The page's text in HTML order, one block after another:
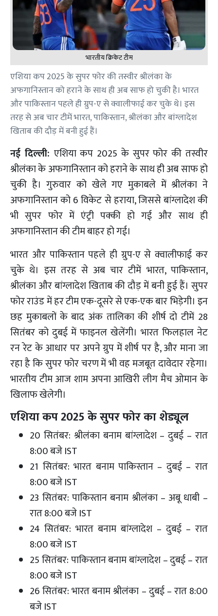
भारतीय क्रिकेट टीम
एशिया कप 2025 के सुपर फोर की तस्वीर श्रीलंका के
अफगानिस्तान को हराने के साथ ही अब साफ हो चुकी है। भारत
और पाकिस्तान पहले ही ग्रुप-ए से क्वालीफाई कर चुके थे। इस
तरह से अब चार टीमें भारत, पाकिस्तान, श्रीलंका और बांग्लादेश
खिताब की दौड़ में बनी हुई हैं।
नई दिल्ली: एशिया कप 2025 के सुपर फोर की तस्वीर
श्रीलंका के अफगानिस्तान को हराने के साथ ही अब साफ हो
चुकी है। गुरुवार को खेले गए मुकाबले में श्रीलंका ने
अफगानिस्तान को 6 विकेट से हराया, जिससे बांग्लादेश की
भी सुपर फोर में एंट्री पक्की हो गई और साथ ही
अफगानिस्तान की टीम बाहर हो गई।
भारत और पाकिस्तान पहले ही ग्रुप-ए से क्वालीफाई कर
चुके थे। इस तरह से अब चार टीमें भारत, पाकिस्तान,
श्रीलंका और बांग्लादेश खिताब की दौड़ में बनी हुई हैं। सुपर
फोर राउंड में हर टीम एक-दूसरे से एक-एक बार भिड़ेगी। इन
छह मुकाबलों के बाद अंक तालिका की शीर्ष दो टीमें 28
सितंबर को दुबई में फाइनल खेलेंगी। भारत फिलहाल नेट
रन रेट के आधार पर अपने ग्रुप में शीर्ष पर है, और माना जा
रहा है कि सुपर फोर चरण में भी वह मजबूत दावेदार रहेगा।
भारतीय टीम आज शाम अपना आखिरी लीग मैच ओमान के
खिलाफ खेलेगी।
एशिया कप 2025 के सुपर फोर का शेड्यूल
20 सितंबर: श्रीलंका बनाम बांग्लादेश – दुबई – रात
8:00 बजे IST
21 सितंबर: भारत बनाम पाकिस्तान – दुबई – रात
8:00 बजे IST
23 सितंबर: पाकिस्तान बनाम श्रीलंका – अबू धाबी –
रात 8:00 बजे IST
24 सितंबर: भारत बनाम बांग्लादेश – दुबई – रात
8:00 बजे IST
25 सितंबर: पाकिस्तान बनाम बांग्लादेश – दुबई – रात
8:00 बजे IST
26 सितंबर: भारत बनाम श्रीलंका – दुबई – रात 8:00
बजे IST